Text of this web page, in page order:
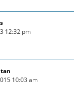
12:32 pm
10:03 am